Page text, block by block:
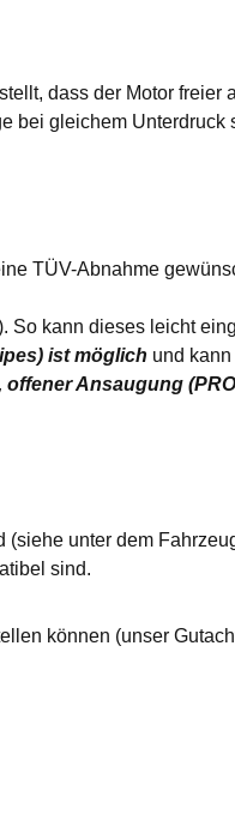
dass der Motor freier
bei gleichem Unterdruck
TÜV-Abnahme
So kann dieses leicht
ist möglich und
Ansaugung
unter dem
sind.
können (unser